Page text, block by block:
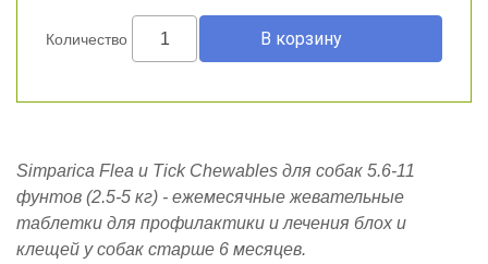
Количество
Simparica Flea и Tick Chewables для собак 5.6-11
фунтов (2.5-5 кг) - ежемесячные жевательные
таблетки для профилактики и лечения блох и
клещей у собак старше 6 месяцев.